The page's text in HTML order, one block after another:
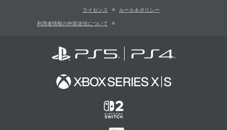
ライセンス ルール＆ポリシー
利用者情報の外部送信について